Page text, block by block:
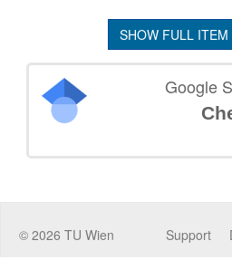
SHOW FULL ITEM
Google
© 2026 TU Wien
Support